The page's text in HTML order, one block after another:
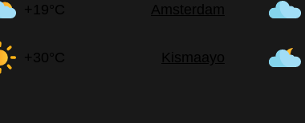
+19°C Amsterdam
+30°C Kismaayo